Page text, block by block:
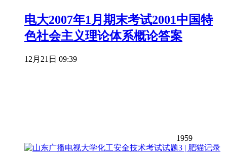
电大2007年1月期末考试2001中国特
色社会主义理论体系概论答案
12月21日 09:39
1959